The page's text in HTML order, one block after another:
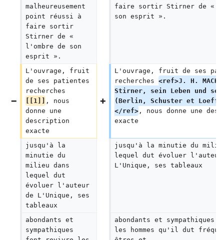
malheureusement
point réussi à
faire sortir
Stirner de «
l'ombre de son
esprit ».
faire sortir Stirner de «
son esprit ».
L'ouvrage, fruit
de ses patientes
recherches
[[1]]
, nous
donne une
description
exacte
L'ouvrage, fruit de ses
recherches <ref>J. H.
Stirner, sein Leben und
(Berlin, Schuster et
</ref>, nous donne une
exacte
jusqu'à la
minutie du
milieu dans
lequel dut
évoluer l'auteur
de L'Unique, ses
tableaux
jusqu'à la minutie du
lequel dut évoluer
L'Unique, ses tableaux
abondants et
sympathiques
abondants et
les hommes qu'il dut